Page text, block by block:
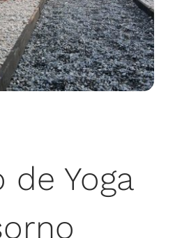
de Yoga